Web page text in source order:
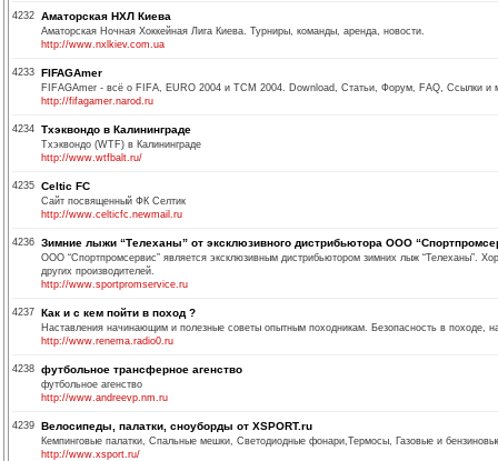
4232 Аматорская НХЛ Киева
Аматорская Ночная Хоккейная Лига Киева. Турниры, команды, аренда, новости.
http://www.nxlkiev.com.ua
4233 FIFAGAmer
FIFAGAmer - всё о FIFA, EURO 2004 и TCM 2004. Download, Статьи, Форум, FAQ, Ссылки и
http://fifagamer.narod.ru
4234 Тхэквондо в Калининграде
Тхэквондо (WTF) в Калининграде
http://www.wtfbalt.ru/
4235 Celtic FC
Сайт посвященный ФК Селтик
http://www.celticfc.newmail.ru
4236 Зимние лыжи “Телеханы” от эксклюзивного дистрибьютора ООО
ООО “Спортпромсервис” является эксклюзивным дистрибьютором зимних лыж “Телеханы”.
других производителей.
http://www.sportpromservice.ru
4237 Как и с кем пойти в поход ?
Наставления начинающим и полезные советы опытным походникам. Безопасность в походе,
http://www.renema.radio0.ru
4238 футбольное трансферное агенство
футбольное агенство
http://www.andreevp.nm.ru
4239 Велосипеды, палатки, сноуборды от XSPORT.ru
Кемпинговые палатки, Спальные мешки, Светодиодные фонари,Термосы, Газовые и
http://www.xsport.ru/